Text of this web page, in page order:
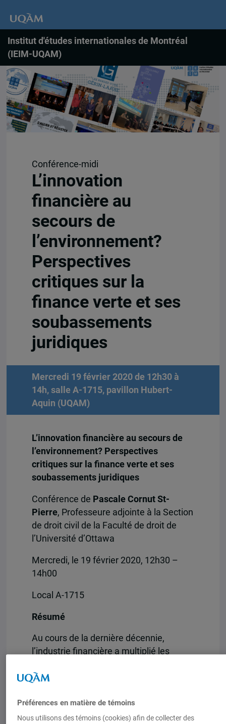
Institut d'études internationales de Montréal
(IEIM-UQAM)
Conférence-midi
L’innovation
financière au
secours de
l’environnement?
Perspectives
critiques sur la
finance verte et ses
soubassements
juridiques
Mercredi 19 février 2020 de 12h30 à
14h, salle A-1715, pavillon Hubert-
Aquin (UQAM)
L’innovation financière au secours de
l’environnement? Perspectives
critiques sur la finance verte et ses
soubassements juridiques
Conférence de Pascale Cornut St-
Pierre, Professeure adjointe à la Section
de droit civil de la Faculté de droit de
l’Université d’Ottawa
Mercredi, le 19 février 2020, 12h30 –
14h00
Local A-1715
Résumé
Au cours de la dernière décennie,
l’industrie financière a multiplié les
un acteur incontournable de la lutte
les défis environnementaux du XXIe
siècle. Parmi ces initiatives figure la
Préférences en matière de témoins
Nous utilisons des témoins (cookies) afin de collecter des